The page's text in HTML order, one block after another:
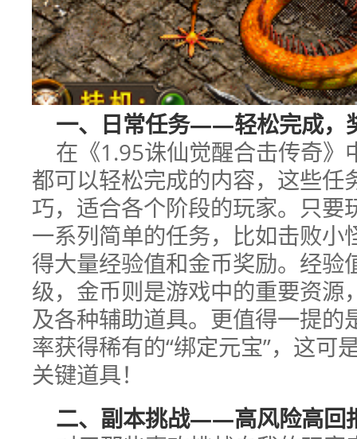
一、日常任务——轻松完成，
在《1.95诛仙觉醒合击传奇》
都可以轻松完成的内容，这些任
巧，适合各个阶段的玩家。只要
一系列简单的任务，比如击败小
得大量经验值和金币奖励。经验
级，金币则是游戏中的重要资源
及各种辅助道具。更值得一提的
率获得稀有的“绑定元宝”，这可
关键道具！
二、副本挑战——高风险高回